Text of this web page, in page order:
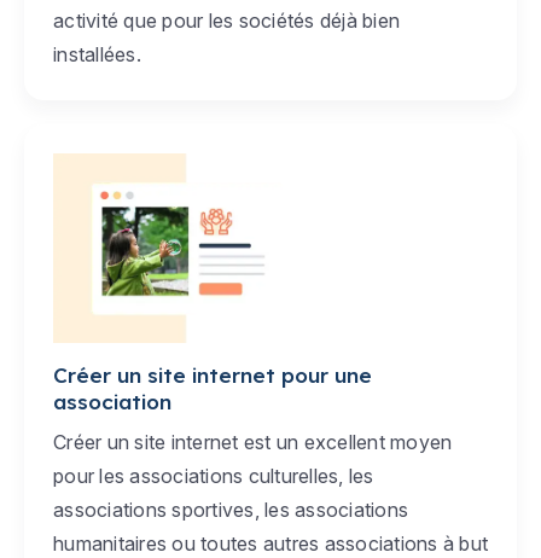
activité que pour les sociétés déjà bien
installées.
Créer un site internet pour une
association
Créer un site internet est un excellent moyen
pour les associations culturelles, les
associations sportives, les associations
humanitaires ou toutes autres associations à but